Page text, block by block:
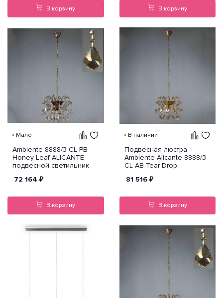
В корзину В корзину
Мало
Ambiente 8888/3 CL PB
Honey Leaf ALICANTE
подвесной светильник
72 164 ₽
В корзину
В наличии
Подвесная люстра
Ambiente Alicante 8888/3
CL AB Tear Drop
81 516₽
В корзину